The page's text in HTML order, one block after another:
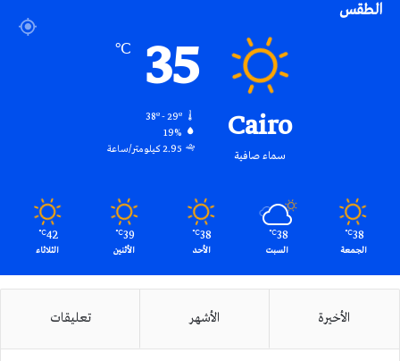
الطقس
Cairo
سماء صافية
35
℃
38º - 29º
19%
2.95 كيلومتر/ساعة
38
℃
الجمعة
38
℃
السبت
38
℃
الأحد
39
℃
الأثنين
42
℃
الثلاثاء
الأخيرة الأشهر تعليقات